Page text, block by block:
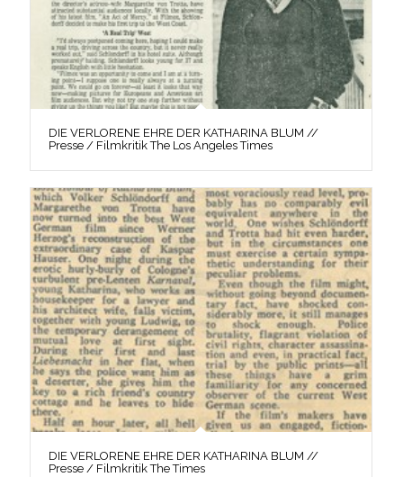
DIE VERLORENE EHRE DER KATHARINA BLUM //
Presse / Filmkritik The Los Angeles Times
DIE VERLORENE EHRE DER KATHARINA BLUM //
Presse / Filmkritik The Times